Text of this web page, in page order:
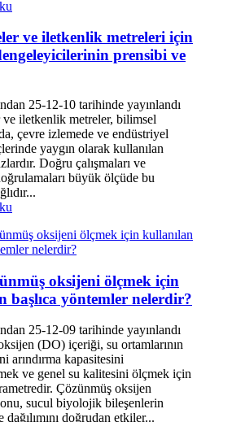
ve iletkenlik metreleri için
prensibi ve
25-12-10 tarihinde yayınlandı
iletkenlik metreler, bilimsel
çevre izlemede ve endüstriyel
yaygın olarak kullanılan
Doğru çalışmaları ve
büyük ölçüde bu
oksijeni ölçmek için
başlıca yöntemler nelerdir?
25-12-09 tarihinde yayınlandı
(DO) içeriği, su ortamlarının
arındırma kapasitesini
ve genel su kalitesini ölçmek için
Çözünmüş oksijen
sucul biyolojik bileşenlerin
doğrudan etkiler...